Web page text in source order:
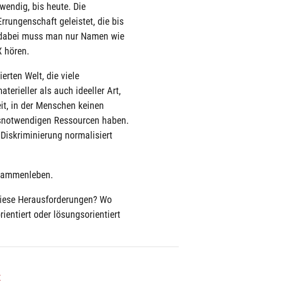
bis heute. Die
geleistet, die bis
muss man nur Namen wie
hören.
Welt, die viele
als auch ideeller Art,
in der Menschen keinen
Ressourcen haben.
normalisiert
Herausforderungen? Wo
oder lösungsorientiert